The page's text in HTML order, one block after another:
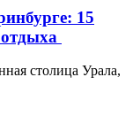
15
столица Урала,